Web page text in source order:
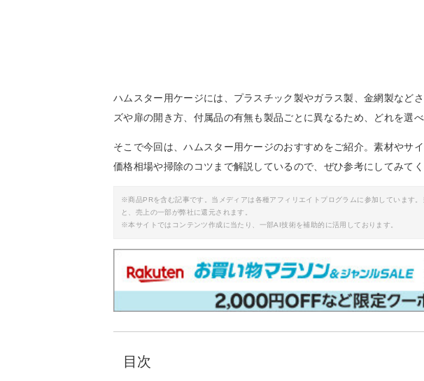
ハムスター用ケージには、プラスチック製やガラス製、金網製など
ズや扉の開き方、付属品の有無も製品ごとに異なるため、どれを選
そこで今回は、ハムスター用ケージのおすすめをご紹介。素材やサ
価格相場や掃除のコツまで解説しているので、ぜひ参考にしてみてく
※商品PRを含む記事です。当メディアは各種アフィリエイトプログラムに参加しています
と、売上の一部が弊社に還元されます。
※本サイトではコンテンツ作成に当たり、一部AI技術を補助的に活用しております。
目次